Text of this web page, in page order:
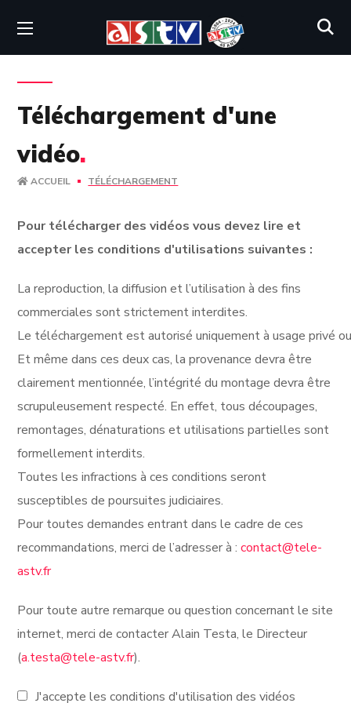
Téléchargement d'une
vidéo.
ACCUEIL TÉLÉCHARGEMENT
Pour télécharger des vidéos vous devez lire et
accepter les conditions d'utilisations suivantes :
La reproduction, la diffusion et l’utilisation à des fins
commerciales sont strictement interdites.
Le téléchargement est autorisé uniquement à usage privé
Et même dans ces deux cas, la provenance devra être
clairement mentionnée, l’intégrité du montage devra être
scrupuleusement respecté. En effet, tous découpages,
remontages, dénaturations et utilisations partielles sont
formellement interdits.
Toutes les infractions à ces conditions seront
susceptibles de poursuites judiciaires.
Pour toutes demandes entrant dans le cadre de ces
recommandations, merci de l’adresser à :contact@tele-
astv.fr
Pour toute autre remarque ou question concernant le site
internet, merci de contacter Alain Testa, le Directeur
(a.testa@tele-astv.fr).
J'accepte les conditions d'utilisation des vidéos